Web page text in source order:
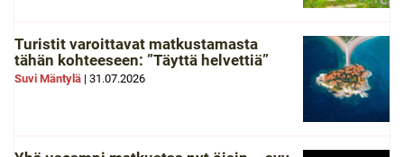
Turistit varoittavat matkustamasta
tähän kohteeseen: ”Täyttä helvettiä”
Suvi Mäntylä | 31.07.2026